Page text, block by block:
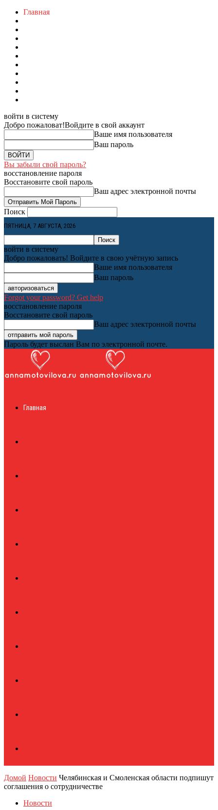
Главная
войти в систему
Добро пожаловат!Войдите в свой аккаунт
Ваше имя пользователя
Ваш пароль
Вы забыли свой пароль?
восстановление пароля
Восстановите свой пароль
Ваш адрес электронной почты
Поиск
ПЯТНИЦА, 7 АВГУСТА, 2026
войти в систему
Добро пожаловать! Войдите в свою учётную запись
Ваше имя пользователя
Ваш пароль
Forgot your password? Get help
восстановление пароля
Восстановите свой пароль
Ваш адрес электронной почты
Пароль будет выслан Вам по электронной почте.
журналГлавная
Домой Новости Челябинская и Смоленская области подпишут
соглашения о сотрудничестве
Новости